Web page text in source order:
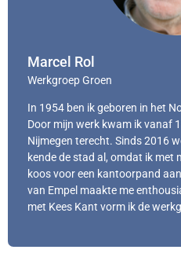
Marcel Rol
Werkgroep Groen
In 1954 ben ik geboren in het
Door mijn werk kwam ik vanaf
Nijmegen terecht. Sinds 2016
kende de stad al, omdat ik met
koos voor een kantoorpand
van Empel maakte me
met Kees Kant vorm ik de